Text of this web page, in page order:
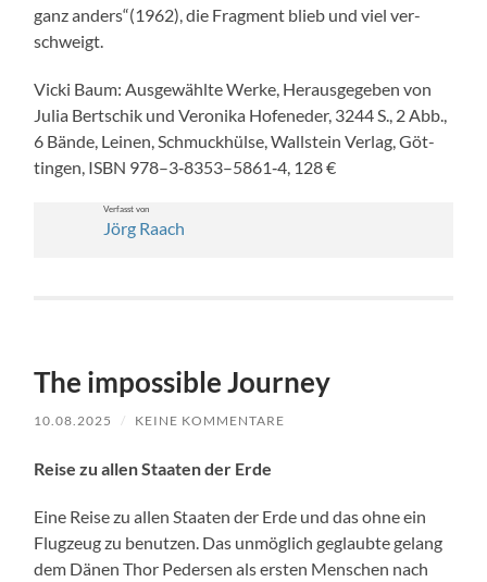
ganz anders“(1962), die Frag­ment blieb und viel ver­
schweigt.
Vic­ki Baum: Aus­gewählte Werke, Her­aus­gegeben von
Julia Bertschik und Veroni­ka Hofened­er, 3244 S., 2 Abb.,
6 Bände, Leinen, Schmuck­hülse, Wall­stein Ver­lag, Göt­
tin­gen, ISBN 978–3‑8353–5861‑4, 128 €
Ver­fasst von
Jörg Raach
The impossible Journey
10.08.2025 / KEINE KOMMENTARE
Reise zu allen Staat­en der Erde
Eine Reise zu allen Staat­en der Erde und das ohne ein
Flugzeug zu benutzen. Das unmöglich geglaubte gelang
dem Dänen Thor Ped­er­sen als ersten Men­schen nach